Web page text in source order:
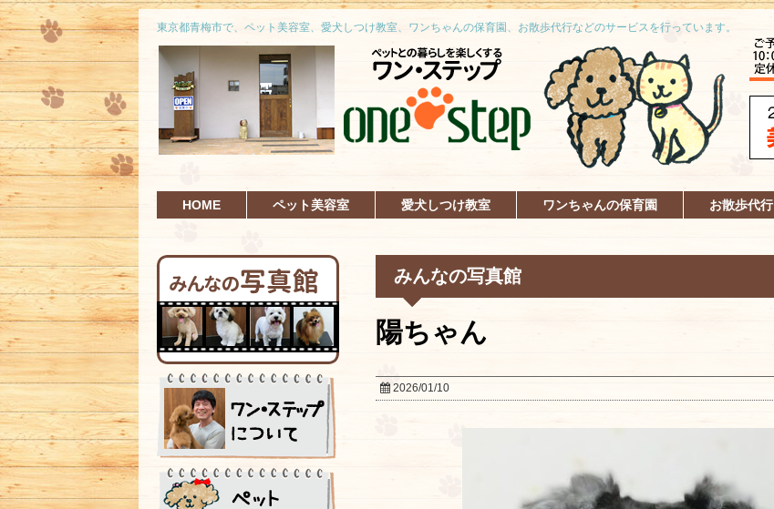
東京都青梅市で、ペット美容室、愛犬しつけ教室、ワンちゃんの保育園、お散歩代行などのサービスを行っています。
HOME ペット美容室 愛犬しつけ教室 ワンちゃんの保育園 お散歩代行
みんなの写真館
陽ちゃん
2026/01/10